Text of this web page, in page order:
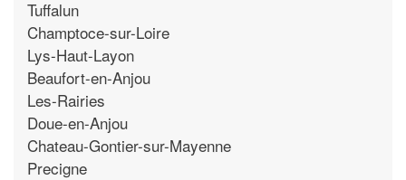
Tuffalun
Champtoce-sur-Loire
Lys-Haut-Layon
Beaufort-en-Anjou
Les-Rairies
Doue-en-Anjou
Chateau-Gontier-sur-Mayenne
Precigne